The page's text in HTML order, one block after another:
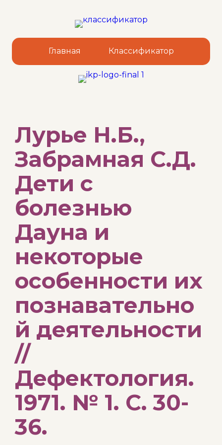
Главная Классификатор
Лурье Н.Б.,
Забрамная С.Д.
Дети с
болезнью
Дауна и
некоторые
особенности их
познавательно
й деятельности
//
Дефектология.
1971. № 1. С. 30-
36.